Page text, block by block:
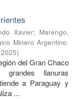
Xavier; Marengo,
Minero Argentino.
2025)
del Gran Chaco
llanuras
a Paraguay y
...